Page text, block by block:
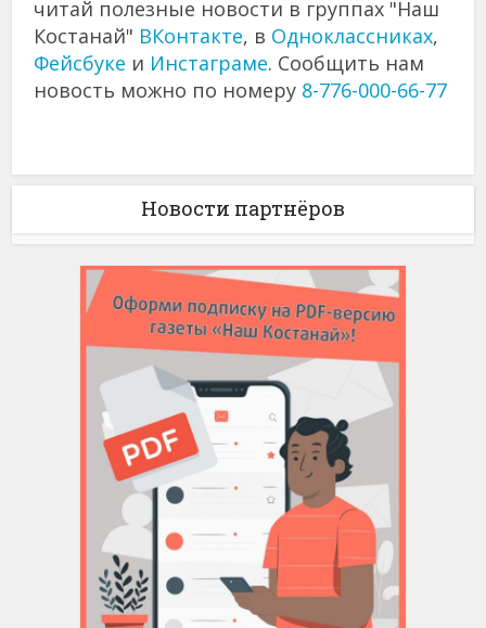
читай полезные новости в группах "Наш
Костанай" ВКонтакте, в Одноклассниках,
Фейсбуке и Инстаграме. Сообщить нам
новость можно по номеру 8-776-000-66-77
Новости партнёров